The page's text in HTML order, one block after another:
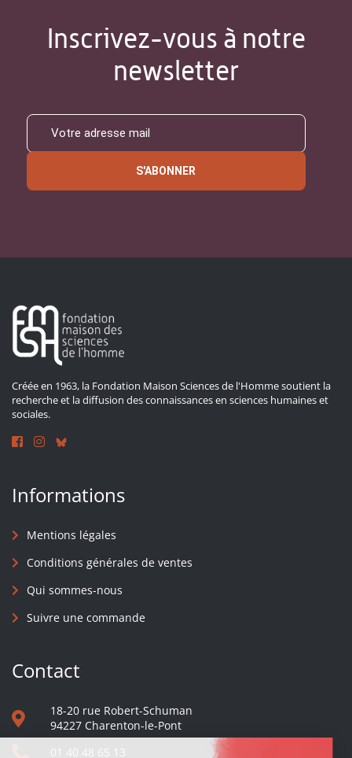
Inscrivez-vous à notre
newsletter
S'ABONNER
Créée en 1963, la Fondation Maison Sciences de l'Homme soutient la
recherche et la diffusion des connaissances en sciences humaines et
sociales.
Informations
Mentions légales
Conditions générales de ventes
Qui sommes-nous
Suivre une commande
Contact
18-20 rue Robert-Schuman
94227 Charenton-le-Pont
01 40 48 65 13